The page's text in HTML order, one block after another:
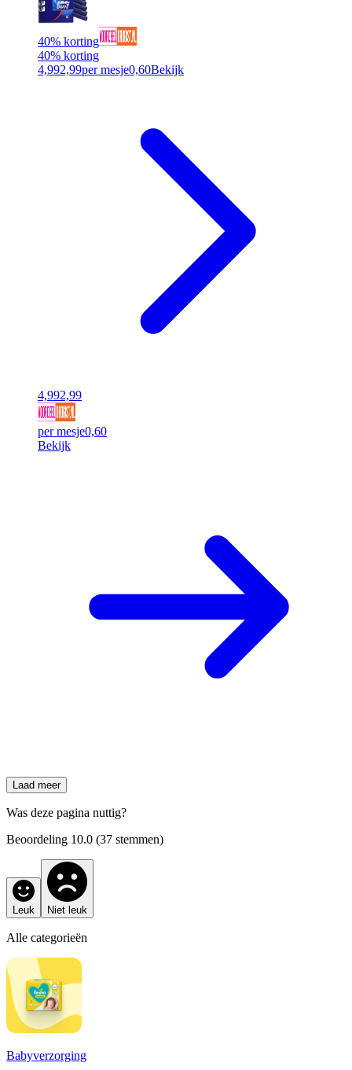
40% korting
40% korting
4,992,99per mesje0,60Bekijk
4,992,99
per mesje0,60
Bekijk
Laad meer
Was deze pagina nuttig?
Beoordeling 10.0 (37 stemmen)
Leuk Niet leuk
Alle categorieën
Babyverzorging